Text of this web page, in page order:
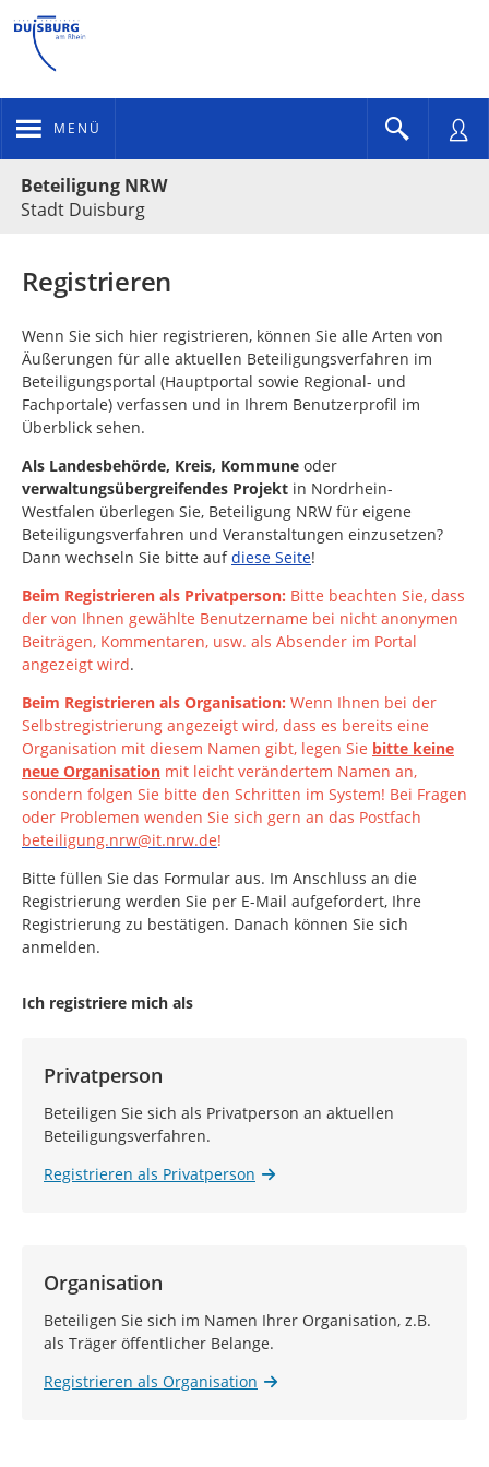
MENÜ
Beteiligung NRW
Stadt Duisburg
Registrieren
Wenn Sie sich hier registrieren, können Sie alle Arten von
Äußerungen für alle aktuellen Beteiligungsverfahren im
Beteiligungsportal (Hauptportal sowie Regional- und
Fachportale) verfassen und in Ihrem Benutzerprofil im
Überblick sehen.
Als Landesbehörde, Kreis, Kommune oder
verwaltungsübergreifendes Projekt in Nordrhein-
Westfalen überlegen Sie, Beteiligung NRW für eigene
Beteiligungsverfahren und Veranstaltungen einzusetzen?
Dann wechseln Sie bitte aufdiese Seite!
Beim Registrieren als Privatperson: Bitte beachten Sie, dass
der von Ihnen gewählte Benutzername bei nicht anonymen
Beiträgen, Kommentaren, usw. als Absender im Portal
angezeigt wird.
Beim Registrieren als Organisation: Wenn Ihnen bei der
Selbstregistrierung angezeigt wird, dass es bereits eine
Organisation mit diesem Namen gibt, legen Sie bitte keine
neue Organisation mit leicht verändertem Namen an,
sondern folgen Sie bitte den Schritten im System! Bei Fragen
oder Problemen wenden Sie sich gern an das Postfach
beteiligung.nrw@it.nrw.de!
Bitte füllen Sie das Formular aus. Im Anschluss an die
Registrierung werden Sie per E-Mail aufgefordert, Ihre
Registrierung zu bestätigen. Danach können Sie sich
anmelden.
Ich registriere mich als
Privatperson
Beteiligen Sie sich als Privatperson an aktuellen
Beteiligungsverfahren.
Registrieren als Privatperson
Organisation
Beteiligen Sie sich im Namen Ihrer Organisation, z.B.
als Träger öffentlicher Belange.
Registrieren als Organisation